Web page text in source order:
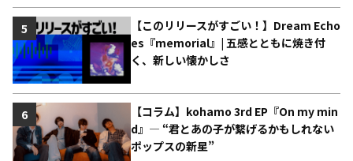
【このリリースがすごい！】Dream Echo
es『memorial』| 五感とともに焼き付
く、新しい懐かしさ
5
【コラム】kohamo 3rd EP『On my min
d』― “君とあの子が繋げるかもしれない
ポップスの新星”
6